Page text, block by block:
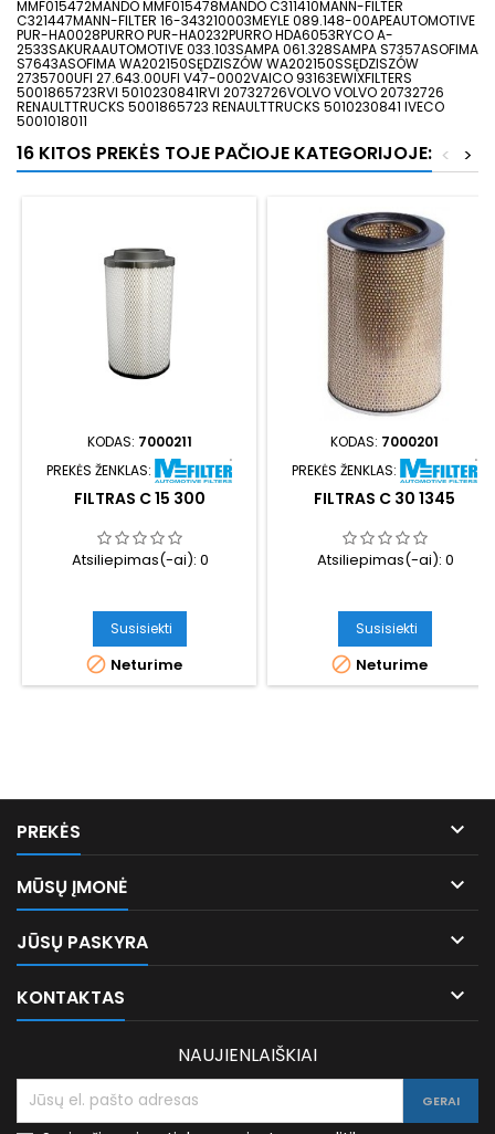
MMF015472MANDO MMF015478MANDO C311410MANN-FILTER
C321447MANN-FILTER 16-343210003MEYLE 089.148-00APEAUTOMOTIVE
PUR-HA0028PURRO PUR-HA0232PURRO HDA6053RYCO A-
2533SAKURAAUTOMOTIVE 033.103SAMPA 061.328SAMPA S7357ASOFIMA
S7643ASOFIMA WA202150SĘDZISZÓW WA202150SSĘDZISZÓW
2735700UFI 27.643.00UFI V47-0002VAICO 93163EWIXFILTERS
5001865723RVI 5010230841RVI 20732726VOLVO VOLVO 20732726
RENAULTTRUCKS 5001865723 RENAULTTRUCKS 5010230841 IVECO
5001018011
16 KITOS PREKĖS TOJE PAČIOJE KATEGORIJOJE: >
<
KODAS: 7000211
PREKĖS ŽENKLAS:
FILTRAS C 15 300
Atsiliepimas(-ai): 0
Susisiekti
 Neturime
KODAS: 7000201
PREKĖS ŽENKLAS:
FILTRAS C 30 1345
Atsiliepimas(-ai): 0
Susisiekti
 Neturime
PREKĖS 
MŪSŲ ĮMONĖ 
JŪSŲ PASKYRA 
KONTAKTAS 
NAUJIENLAIŠKIAI